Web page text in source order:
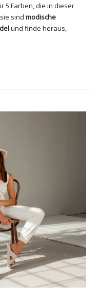
5 Farben, die in dieser
sind modische
und finde heraus,
in Kombination mit
Nude
Farben getragen
und
ist in der Farbpalette
sich gut im Militär-,
Kleidung